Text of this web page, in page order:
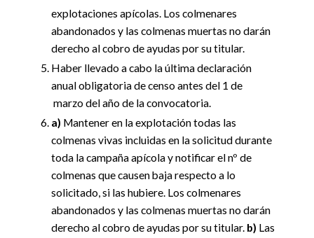
explotaciones apícolas. Los colmenares
abandonados y las colmenas muertas no darán
derecho al cobro de ayudas por su titular.
Haber llevado a cabo la última declaración
anual obligatoria de censo antes del 1 de
marzo del año de la convocatoria.
a) Mantener en la explotación todas las
colmenas vivas incluidas en la solicitud durante
toda la campaña apícola y notificar el nº de
colmenas que causen baja respecto a lo
solicitado, si las hubiere. Los colmenares
abandonados y las colmenas muertas no darán
derecho al cobro de ayudas por su titular. b) Las